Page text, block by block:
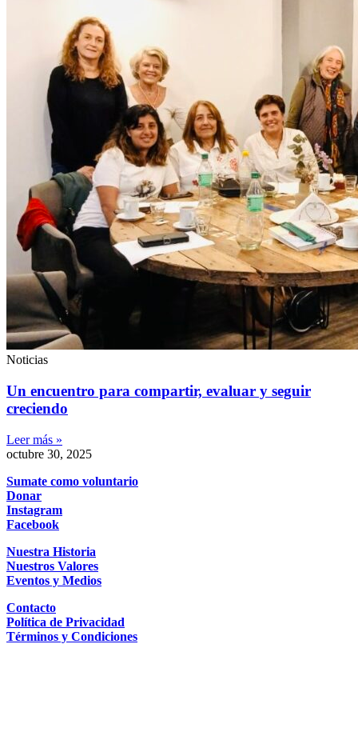
Noticias
Un encuentro para compartir, evaluar y seguir
creciendo
Leer más »
octubre 30, 2025
Sumate como voluntario
Donar
Instagram
Facebook
Nuestra Historia
Nuestros Valores
Eventos y Medios
Contacto
Política de Privacidad
Términos y Condiciones